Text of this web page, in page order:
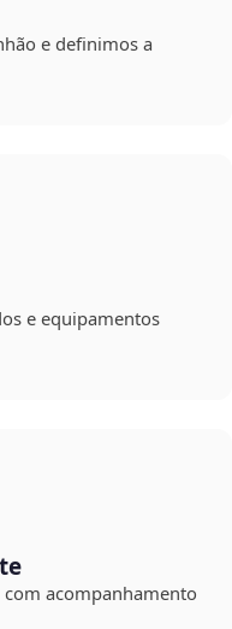
e definimos a
e equipamentos
acompanhamento